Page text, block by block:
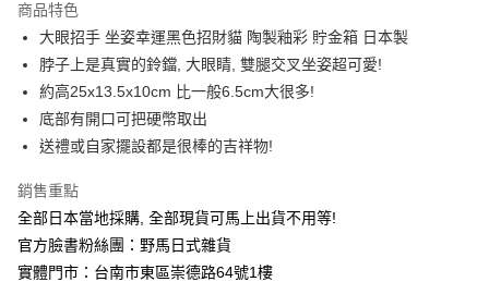
合作金庫商業銀行
華南商業銀行
彰化商業銀行
上海商業儲蓄銀行
台北富邦商業銀行
國泰世華商業銀行
兆豐國際商業銀行
臺灣中小企業銀行
匯豐（台灣）商業銀行
聯邦商業銀行
遠東國際商業銀行
元大商業銀行
台新國際商業銀行
中國信託商業銀行
台灣樂天信用卡公司
超商取貨付款
LINE Pay
Apple Pay
街口支付
悠遊付
Google Pay
ATM付款
商品特色
大眼招手 坐姿幸運黑色招財貓 陶製釉彩 貯金箱 日本製
脖子上是真實的鈴鐺, 大眼睛, 雙腿交叉坐姿超可愛!
約高25x13.5x10cm 比一般6.5cm大很多!
底部有開口可把硬幣取出
送禮或自家擺設都是很棒的吉祥物!
銷售重點
全部日本當地採購, 全部現貨可馬上出貨不用等!
官方臉書粉絲團：野馬日式雜貨
實體門市：台南市東區崇德路64號1樓